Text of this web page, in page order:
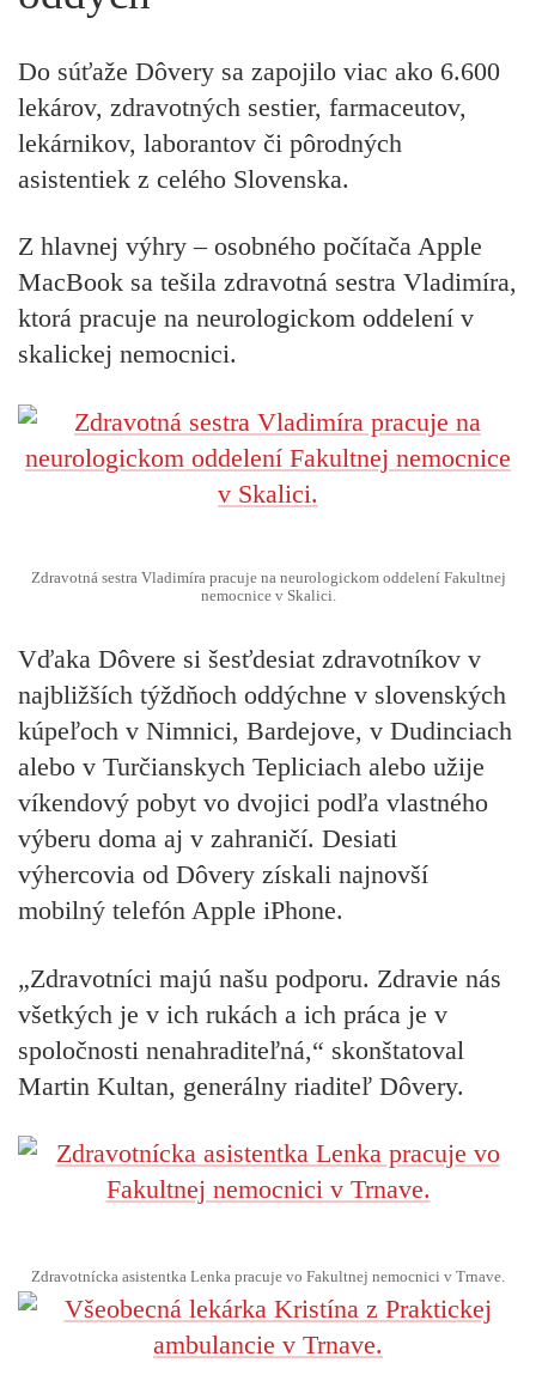
Do súťaže Dôvery sa zapojilo viac ako 6.600
lekárov, zdravotných sestier, farmaceutov,
lekárnikov, laborantov či pôrodných
asistentiek z celého Slovenska.
Z hlavnej výhry – osobného počítača Apple
MacBook sa tešila zdravotná sestra Vladimíra,
ktorá pracuje na neurologickom oddelení v
skalickej nemocnici.
Zdravotná sestra Vladimíra pracuje na neurologickom oddelení Fakultnej
nemocnice v Skalici.
Vďaka Dôvere si šesťdesiat zdravotníkov v
najbližších týždňoch oddýchne v slovenských
kúpeľoch v Nimnici, Bardejove, v Dudinciach
alebo v Turčianskych Tepliciach alebo užije
víkendový pobyt vo dvojici podľa vlastného
výberu doma aj v zahraničí. Desiati
výhercovia od Dôvery získali najnovší
mobilný telefón Apple iPhone.
„Zdravotníci majú našu podporu. Zdravie nás
všetkých je v ich rukách a ich práca je v
spoločnosti nenahraditeľná,“ skonštatoval
Martin Kultan, generálny riaditeľ Dôvery.
Zdravotnícka asistentka Lenka pracuje vo Fakultnej nemocnici v Trnave.